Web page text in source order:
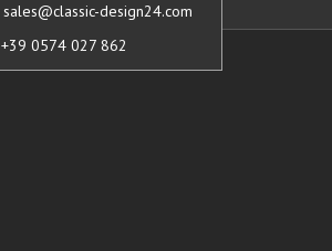
sales@classic-design24.com
+39 0574 027 862